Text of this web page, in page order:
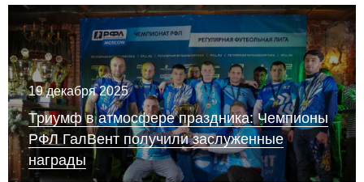
19 декабря 2025
Триумф в атмосфере праздника: Чемпионы
РФЛ ГалВент получили заслуженные
награды